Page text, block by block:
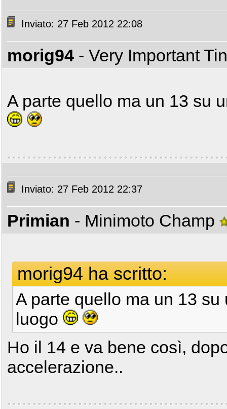
Inviato: 27 Feb 2012 22:08
morig94 - Very Important
A parte quello ma un 13 su
Inviato: 27 Feb 2012 22:37
Primian - Minimoto Champ
morig94 ha scritto:
A parte quello ma un 13
luogo
Ho il 14 e va bene così,
accelerazione..